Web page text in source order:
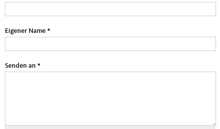
Eigener Name *
Senden an *